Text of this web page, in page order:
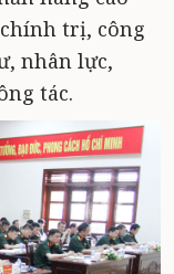
trị, công
nhân lực,
tác.